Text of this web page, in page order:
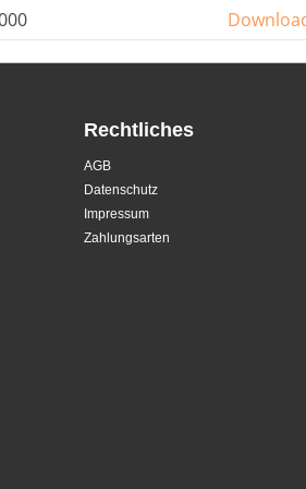
Rechtliches
AGB
Datenschutz
Impressum
Zahlungsarten